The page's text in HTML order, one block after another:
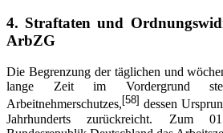
4. Straftaten und
ArbZG
Die Begrenzung der täglichen und
lange Zeit im Vordergrund
Arbeitnehmerschutzes, [58] dessen
Jahrhunderts zurückreicht. Zum